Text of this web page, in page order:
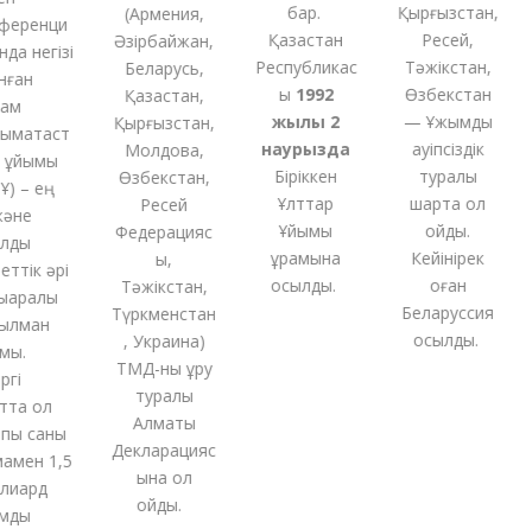
негізі
ең
әрі
ол
саны
1,5
Армения,
Әзірбайжан,
Беларусь,
Қазақстан,
Қырғызстан,
Молдова,
Өзбекстан,
Ресей
Федерацияс
ы,
Тәжікстан,
Түркменстан
Украина)
ТМД-нықұру
туралы
Алматы
Декларацияс
ына қол
қойды.
бар.
Қазақстан
Республикас
1992
жылы 2
наурызда
Біріккен
Ұлттар
Ұйымы
құрамына
қосылды.
Қырғызстан,
Ресей,
Тәжікстан,
Өзбекстан
— Ұжымдық
қауіпсіздік
туралы
шартқа қол
қойды.
Кейінірек
оған
Беларуссия
қосылды.